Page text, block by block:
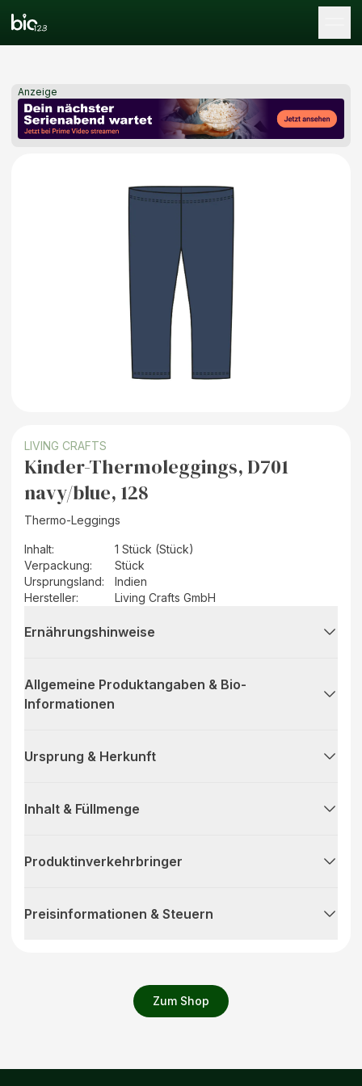
Anzeige
Zum Shop
LIVING CRAFTS
Kinder-Thermoleggings, D701
navy/blue, 128
Thermo-Leggings
Inhalt:
1 Stück (Stück)
Verpackung:
Stück
Ursprungsland:
Indien
Hersteller: Living Crafts GmbH
Ernährungshinweise
Allgemeine Produktangaben & Bio-
Informationen
Ursprung & Herkunft
Inhalt & Füllmenge
Produktinverkehrbringer
Preisinformationen & Steuern